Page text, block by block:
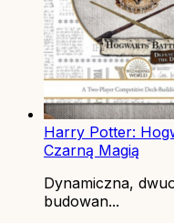
Harry Potter:
Czarną Magią
Dynamiczna,
budowan...